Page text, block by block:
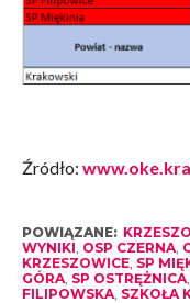
Źródło:
POWIĄZANE:
WYNIKI OSP CZERNA,
KRZESZOWICE, SP
GÓRA, SP OSTRĘŻNICA,
FILIPOWSKA, SZKOŁA